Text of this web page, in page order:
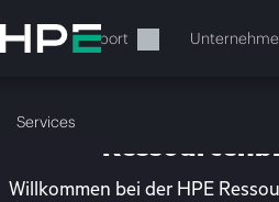
Hauptinhalt
wechseln
Support
Services
Willkommen bei der HPE